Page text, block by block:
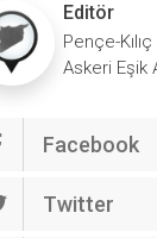
Editör
Pençe-
Askeri Eşik
Facebook
Twitter